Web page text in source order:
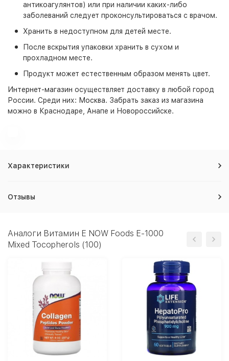
антикоагулянтов) или при наличии каких-либо
заболеваний следует проконсультироваться с врачом.
Хранить в недоступном для детей месте.
После вскрытия упаковки хранить в сухом и
прохладном месте.
Продукт может естественным образом менять цвет.
Интернет-магазин осуществляет доставку в любой город
России. Среди них: Москва. Забрать заказ из магазина
можно в Краснодаре, Анапе и Новороссийске.
Характеристики
Отзывы
Аналоги Витамин Е NOW Foods E-1000
Mixed Tocopherols (100)